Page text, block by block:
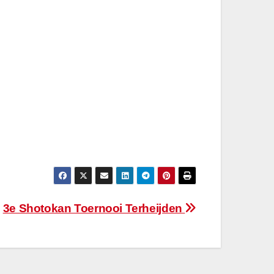
3e Shotokan Toernooi Terheijden